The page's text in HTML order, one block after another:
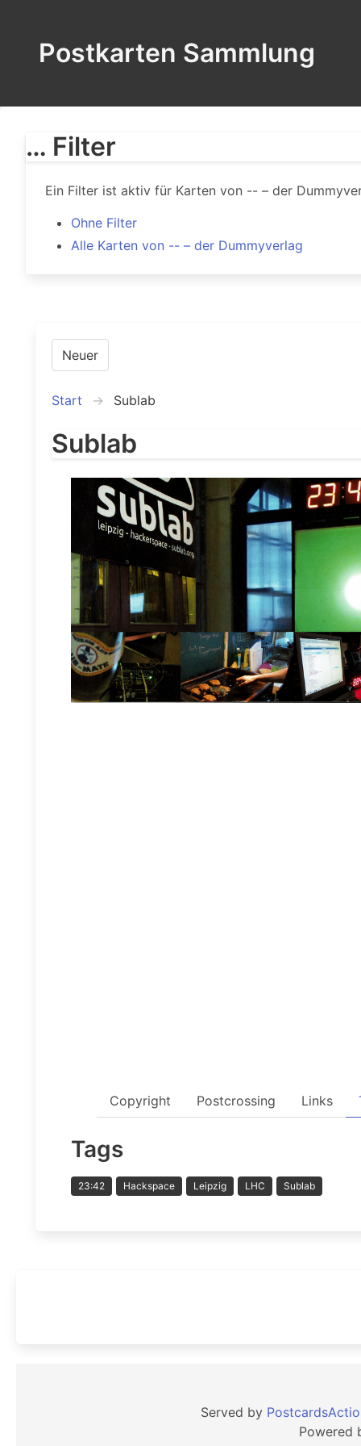
Postkarten Sammlung
… Filter
Ein Filter ist aktiv für Karten von -- – der
Ohne Filter
Alle Karten von -- – der Dummyverlag
Neuer
Start Sublab
Sublab
Copyright Postcrossing Links
Tags
23:42 Hackspace Leipzig LHC Sublab
Served by
Powered